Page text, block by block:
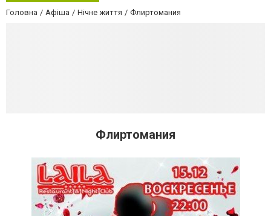
Головна Афіша Нічне життя Флиртомания
Флиртомания